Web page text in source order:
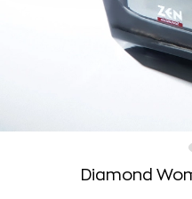
Diamond